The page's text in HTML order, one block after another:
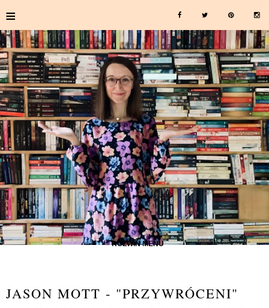
≡
≡ ROZWIŃ MENU
JASON MOTT - "PRZYWRÓCENI"